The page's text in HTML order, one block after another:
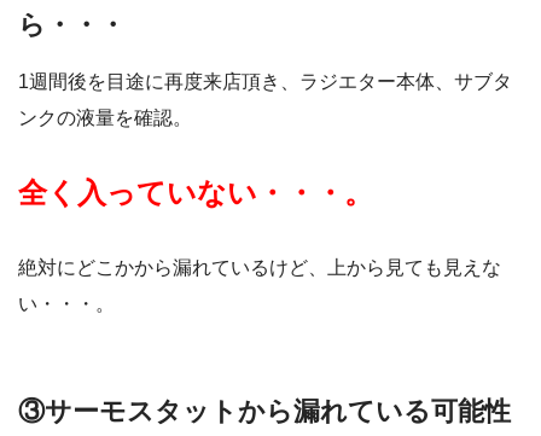
ら・・・
1週間後を目途に再度来店頂き、ラジエター本体、サブタ
ンクの液量を確認。
全く入っていない・・・。
絶対にどこかから漏れているけど、上から見ても見えな
い・・・。
③サーモスタットから漏れている可能性